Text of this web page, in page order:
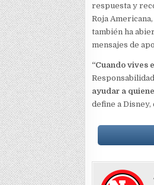
respuesta y
Roja
también ha
mensajes de
“Cuando vives
ayudar a
define a